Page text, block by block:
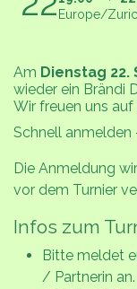
Europe/
Am Dienstag 22.
wieder ein Brändi
Wir freuen uns
Schnell
Die Anmeldung
vor dem Turnier
Infos zum
Bitte meldet
/ Partnerin an.